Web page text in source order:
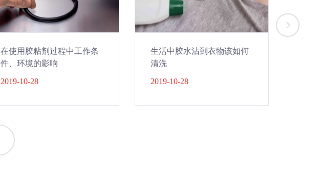
在使用胶粘剂过程中工作条
件、环境的影响
2019-10-28
生活中胶水沾到衣物该如何
清洗
2019-10-28